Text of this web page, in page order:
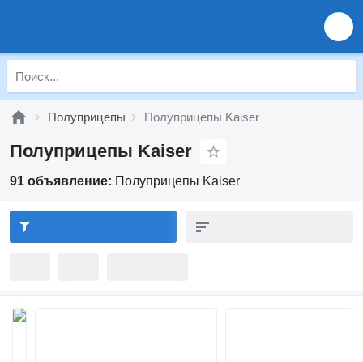
Полуприцепы Полуприцепы Kaiser
Полуприцепы Kaiser
91 объявление: Полуприцепы Kaiser